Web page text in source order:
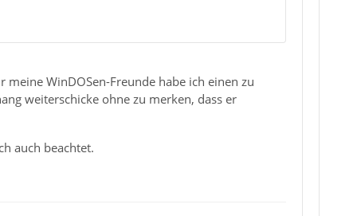
WinDOSen-Freunde habe ich einen zu
weiterschicke ohne zu merken, dass er
auch beachtet.